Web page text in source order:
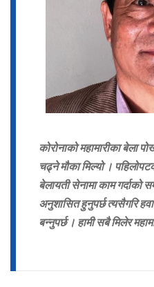
कोरोनाको महामारीका बेला
चढ्ने मौका मिल्यो ।
बेलायती सेनामा काम गर्दाको
अनुशासित हुनुपर्छ त्यसैगरि
बन्नुपर्छ । हामी सबै मिलेर